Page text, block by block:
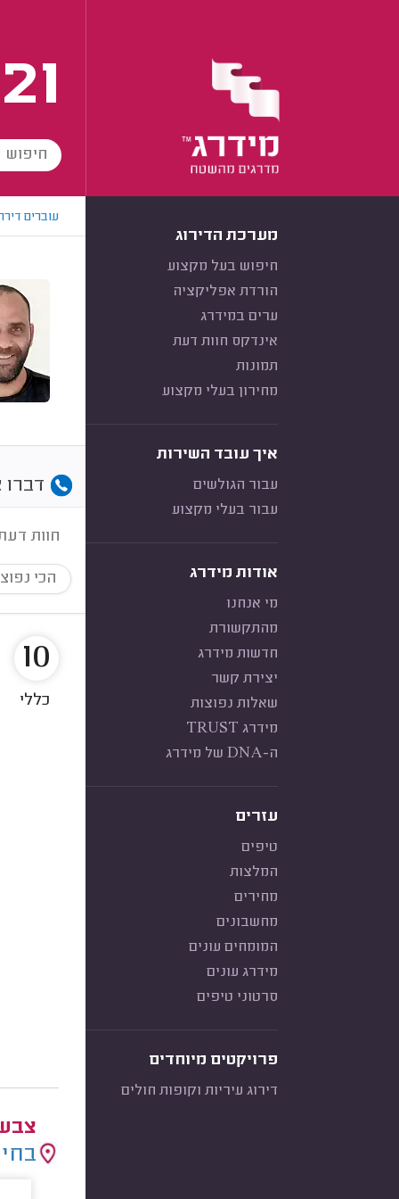
מערכת הדירוג
חיפוש בעל מקצוע
הורדת אפליקציה
ערים במידרג
אינדקס חוות דעת
תמונות
מחירון בעלי מקצוע
איך עובד השירות
עבור הגולשים
עבור בעלי מקצוע
אודות מידרג
מי אנחנו
מהתקשורת
חדשות מידרג
יצירת קשר
שאלות נפוצות
מידרג TRUST
ה-DNA של מידרג
עזרים
טיפים
המלצות
מחירים
מחשבונים
המומחים עונים
מידרג עונים
סרטוני טיפים
פרויקטים מיוחדים
דירוג עיריות וקופות חולים
עוברים
דברו
חוות
הכי
10
כללי